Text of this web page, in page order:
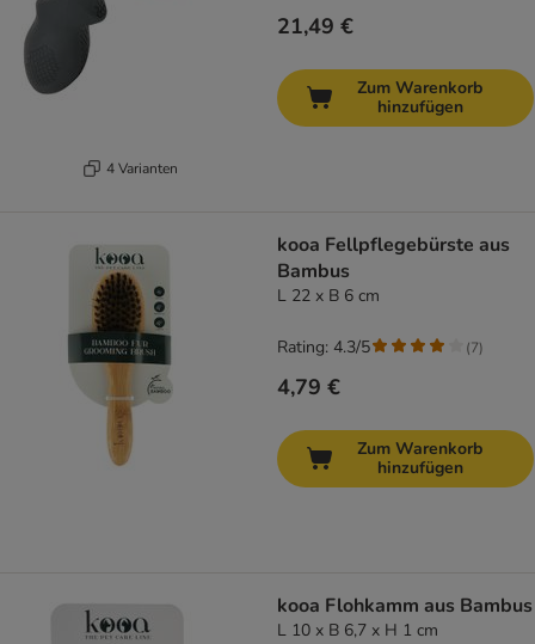
4 Varianten
21,49 €
Zum Warenkorb
hinzufügen
kooa Fellpflegebürste aus
Bambus
L 22 x B 6 cm
4,79 €
Rating: 4.3/5 (7)
Zum Warenkorb
hinzufügen
kooa Flohkamm aus Bambus
L 10 x B 6,7 x H 1 cm